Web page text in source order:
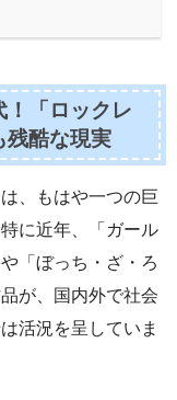
！「ロックレ
残酷な現実
、もはや一つの巨
に近年、「ガール
「ぼっち・ざ・ろ
が、国内外で社会
活況を呈していま